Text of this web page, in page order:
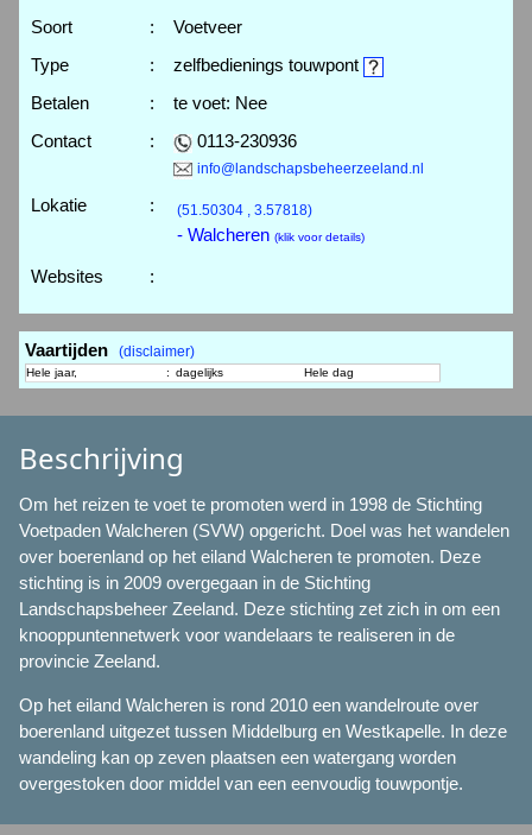
Soort
:
Voetveer
Type
:
zelfbedienings touwpont
Betalen
:
te voet: Nee
Contact
: 0113-230936
info@landschapsbeheerzeeland.nl
Lokatie : (51.50304 , 3.57818)
- Walcheren (klik voor details)
Websites :
Vaartijden (disclaimer)
Hele jaar, : dagelijks Hele dag
Beschrijving
Om het reizen te voet te promoten werd in 1998 de Stichting
Voetpaden Walcheren (SVW) opgericht. Doel was het wandelen
over boerenland op het eiland Walcheren te promoten. Deze
stichting is in 2009 overgegaan in de Stichting
Landschapsbeheer Zeeland. Deze stichting zet zich in om een
knooppuntennetwerk voor wandelaars te realiseren in de
provincie Zeeland.
Op het eiland Walcheren is rond 2010 een wandelroute over
boerenland uitgezet tussen Middelburg en Westkapelle. In deze
wandeling kan op zeven plaatsen een watergang worden
overgestoken door middel van een eenvoudig touwpontje.